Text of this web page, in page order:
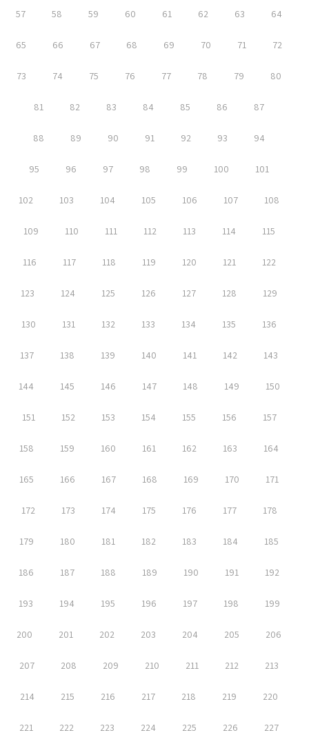
57 58 59 60 61 62 63 64
65 66 67 68 69 70 71 72
73 74 75 76 77 78 79 80
81 82 83 84 85 86 87
88 89 90 91 92 93 94
95 96 97 98 99 100 101
102 103 104 105 106 107 108
109 110 111 112 113 114 115
116 117 118 119 120 121 122
123 124 125 126 127 128 129
130 131 132 133 134 135 136
137 138 139 140 141 142 143
144 145 146 147 148 149 150
151 152 153 154 155 156 157
158 159 160 161 162 163 164
165 166 167 168 169 170 171
172 173 174 175 176 177 178
179 180 181 182 183 184 185
186 187 188 189 190 191 192
193 194 195 196 197 198 199
200 201 202 203 204 205 206
207 208 209 210 211 212 213
214 215 216 217 218 219 220
221 222 223 224 225 226 227